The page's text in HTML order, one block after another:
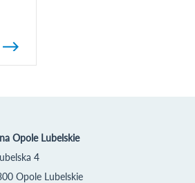
Opole Lubelskie
4
Opole Lubelskie